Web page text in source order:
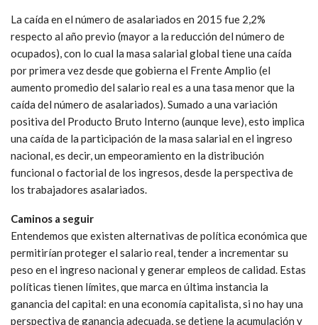
La caída en el número de asalariados en 2015 fue 2,2%
respecto al año previo (mayor a la reducción del número de
ocupados), con lo cual la masa salarial global tiene una caída
por primera vez desde que gobierna el Frente Amplio (el
aumento promedio del salario real es a una tasa menor que la
caída del número de asalariados). Sumado a una variación
positiva del Producto Bruto Interno (aunque leve), esto implica
una caída de la participación de la masa salarial en el ingreso
nacional, es decir, un empeoramiento en la distribución
funcional o factorial de los ingresos, desde la perspectiva de
los trabajadores asalariados.
Caminos a seguir
Entendemos que existen alternativas de política económica que
permitirían proteger el salario real, tender a incrementar su
peso en el ingreso nacional y generar empleos de calidad. Estas
políticas tienen límites, que marca en última instancia la
ganancia del capital: en una economía capitalista, si no hay una
perspectiva de ganancia adecuada, se detiene la acumulación y